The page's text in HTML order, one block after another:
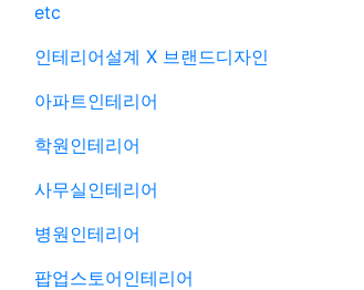
etc
인테리어설계 X 브랜드디자인
아파트인테리어
학원인테리어
사무실인테리어
병원인테리어
팝업스토어인테리어